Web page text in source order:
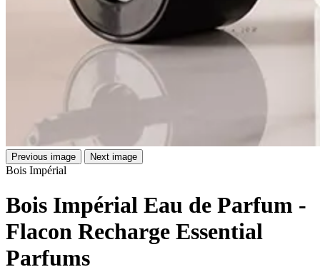
Previous image Next image
Bois Impérial
Bois Impérial Eau de Parfum -
Flacon Recharge Essential
Parfums